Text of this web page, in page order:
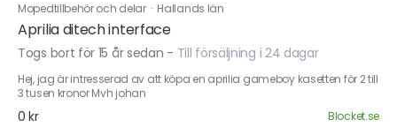
Mopedtillbehör och delar · Hallands län
Aprilia ditech interface
Togs bort för 15 år sedan - Till försäljning i 24 dagar
Hej, jag är intresserad av att köpa en aprilia gameboy kasetten för 2 till
3 tusen kronor Mvh johan
0 kr Blocket.se